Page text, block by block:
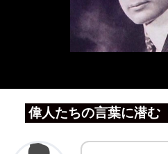
偉人たちの言葉に潜む